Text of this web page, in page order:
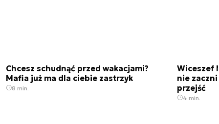
Chcesz schudnąć przed wakacjami?
Mafia już ma dla ciebie zastrzyk
8 min.
Wiceszef
nie
przejść
4 min.